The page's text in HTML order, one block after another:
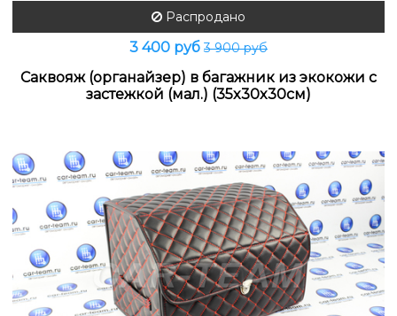
Распродано
3 400 руб3 900 руб
Саквояж (органайзер) в багажник из экокожи с
застежкой (мал.) (35x30x30см)